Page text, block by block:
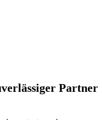
Partner